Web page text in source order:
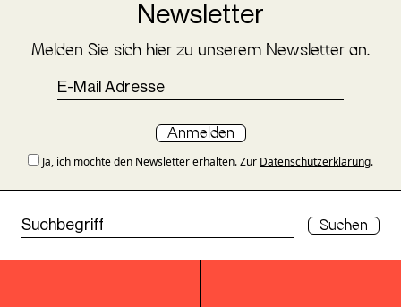
Newsletter
Melden Sie sich hier zu unserem Newsletter an.
Anmelden
Ja, ich möchte den Newsletter erhalten. Zur Datenschutzerklärung.
Suchen